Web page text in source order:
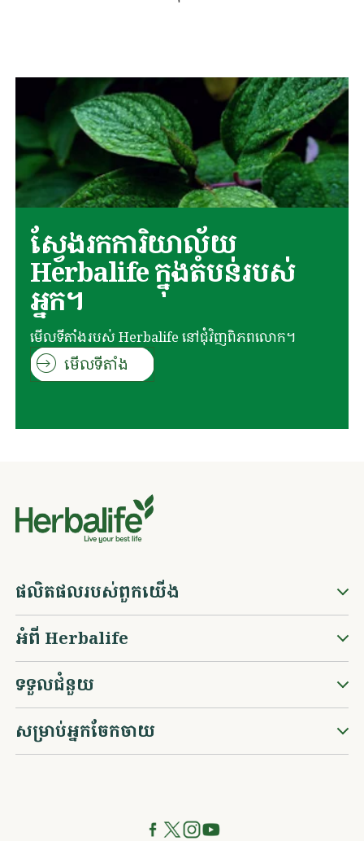
ស្វែងរកការិយាល័យ
Herbalife ក្នុងតំបន់របស់
អ្នក។
មើលទីតាំងរបស់ Herbalife នៅជុំវិញពិភពលោក។
មើលទីតាំង
ផលិតផលរបស់ពួកយើង
អំពី Herbalife
ទទួលជំនួយ
សម្រាប់អ្នកចែកចាយ